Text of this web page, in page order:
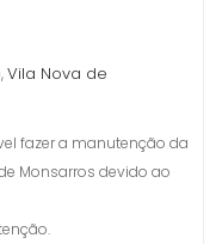
,Vila Nova de
fazer a manutenção da
Monsarros devido ao